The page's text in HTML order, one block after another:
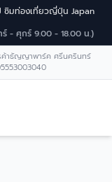
ซิมท่องเที่ยวญี่ปุ่น Japan
- ศุกร์ 9.00 - 18.00 น.)
าธัญญาพาร์ค ศรีนครินทร์